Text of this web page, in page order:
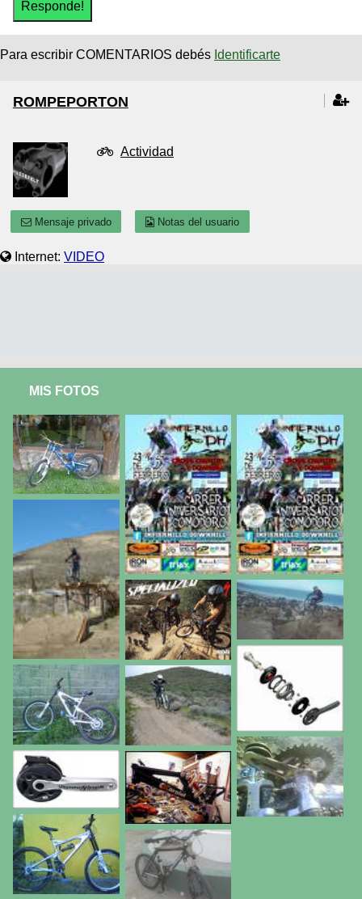
Para escribir COMENTARIOS debés Identificarte
ROMPEPORTON
Actividad
Mensaje privado Notas del usuario
Internet: VIDEO
MIS FOTOS